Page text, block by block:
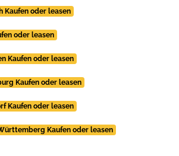
Kaufen oder leasen
oder leasen
Kaufen oder leasen
Kaufen oder leasen
Kaufen oder leasen
Kaufen oder leasen